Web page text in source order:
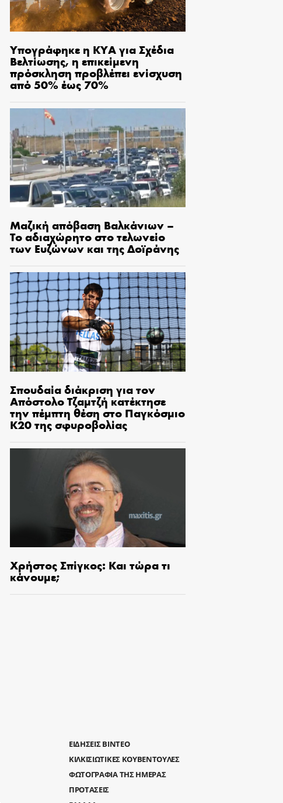
Υπογράφηκε η ΚΥΑ για Σχέδια
Βελτίωσης, η επικείμενη
πρόσκληση προβλέπει ενίσχυση
από 50% έως 70%
Μαζική απόβαση Βαλκάνιων –
Το αδιαχώρητο στο τελωνείο
των Ευζώνων και της Δοϊράνης
Σπουδαία διάκριση για τον
Απόστολο Τζαμτζή κατέκτησε
την πέμπτη θέση στο Παγκόσμιο
Κ20 της σφυροβολίας
Χρήστος Σπίγκος: Και τώρα τι
κάνουμε;
ΕΙΔΗΣΕΙΣ ΒΙΝΤΕΟ
ΚΙΛΚΙΣΙΩΤΙΚΕΣ ΚΟΥΒΕΝΤΟΥΛΕΣ
ΦΩΤΟΓΡΑΦΙΑ ΤΗΣ ΗΜΕΡΑΣ
ΠΡΟΤΑΣΕΙΣ